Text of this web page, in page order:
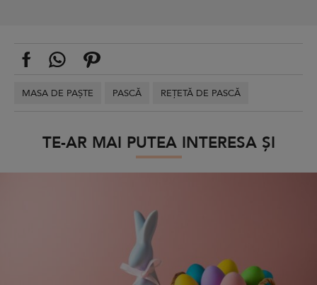
MASA DE PAȘTE PASCĂ REȚETĂ DE PASCĂ
TE-AR MAI PUTEA INTERESA ȘI